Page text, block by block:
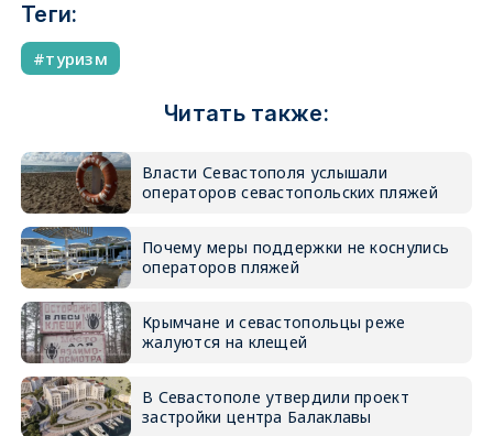
Теги:
туризм
Читать также:
Власти Севастополя услышали
операторов севастопольских пляжей
Почему меры поддержки не коснулись
операторов пляжей
Крымчане и севастопольцы реже
жалуются на клещей
В Севастополе утвердили проект
застройки центра Балаклавы